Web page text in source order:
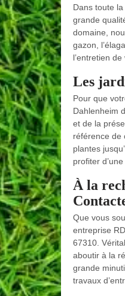
Dans toute
grande
domaine,
gazon,
l’entretien
Les
Pour que
Dahlenheim
et de la
référence de
plantes
profiter
À la
Que vous
entreprise
67310.
aboutir à la
grande
travaux